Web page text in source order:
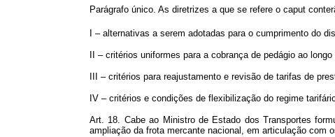
Parágrafo único. As diretrizes a que se refere o caput
I – alternativas a serem adotadas para o cumprimento do
II – critérios uniformes para a cobrança de pedágio ao
III – critérios para reajustamento e revisão de tarifas de
IV – critérios e condições de flexibilização do regime
Art. 18. Cabe ao Ministro de Estado dos Transportes
ampliação da frota mercante nacional, em articulação com